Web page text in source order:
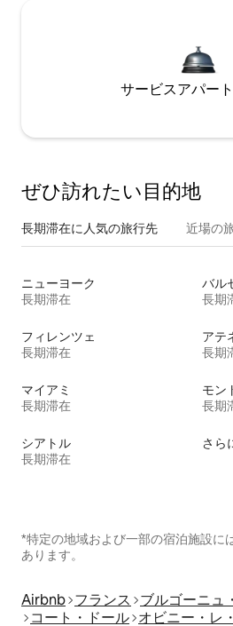
サービスアパー
ぜひ訪⁠れ⁠た⁠い目⁠的⁠地
長期滞在に人気の旅行先 近場の
ニューヨーク
長期滞在
バル
長期
フィレンツェ
長期滞在
アテ
長期
マイアミ
長期滞在
モン
長期
シアトル
長期滞在
さら
*特定の地域および一部の宿泊施設に
あります。
Airbnb フランス
ブルゴーニュ
コート・ドール オビニー・レ